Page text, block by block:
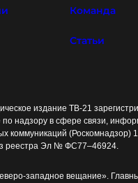
Команда
Статьи
издание ТВ-21
надзору в сфере связи,
коммуникаций (Роскомнадзор)
реестра Эл № ФС77–46924.
западное вещание».